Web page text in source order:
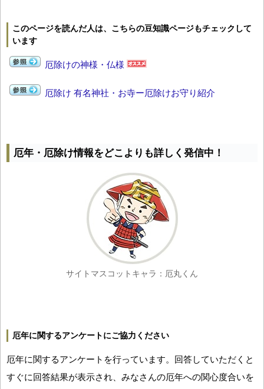
このページを読んだ人は、こちらの豆知識ページもチェックして
います
厄除けの神様・仏様
厄除け 有名神社・お寺ー厄除けお守り紹介
厄年・厄除け情報をどこよりも詳しく発信中！
サイトマスコットキャラ：厄丸くん
厄年に関するアンケートにご協力ください
厄年に関するアンケートを行っています。回答していただくと
すぐに回答結果が表示され、みなさんの厄年への関心度合いを